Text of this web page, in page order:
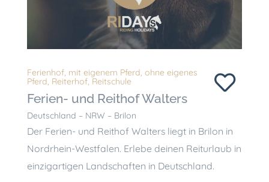
Ferienhof mit eigenem Pferd ohne eigenes
Pferd Reiterhof Reitschule
Ferien- und Reithof Walters
Deutschland – NRW – Brilon
Der Ferien- und Reithof Walters liegt in Brilon in
Nordrhein-Westfalen. Erlebe deinen Reiturlaub in
einzigartigen Landschaften in Deutschland.